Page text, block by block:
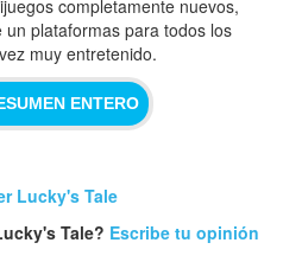
completamente nuevos,
plataformas para todos los
muy entretenido.
ENTERO
Lucky's Tale
Tale? Escribe tu opinión